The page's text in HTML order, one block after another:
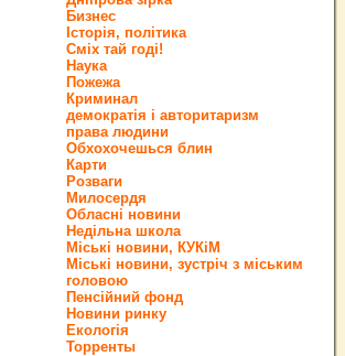
Бизнес
Історія, політика
Сміх тай годі!
Наука
Пожежа
Криминал
демократія і авторитаризм
права людини
Обхохочешься блин
Карти
Розваги
Милосердя
Обласні новини
Недільна школа
Міські новини, КУКіМ
Міські новини, зустріч з міським
головою
Пенсійний фонд
Новини ринку
Екологія
Торренты